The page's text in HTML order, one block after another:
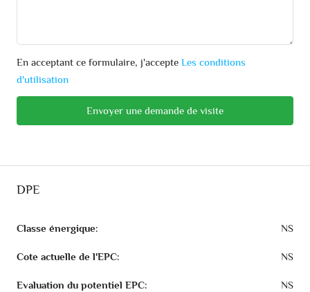
En acceptant ce formulaire, j'accepte Les conditions
d'utilisation
Envoyer une demande de visite
DPE
Classe énergique: NS
Cote actuelle de l'EPC: NS
Evaluation du potentiel EPC: NS